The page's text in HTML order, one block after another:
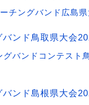
チングバンド広島県
バンド鳥取県大会
グバンドコンテスト
バンド島根県大会